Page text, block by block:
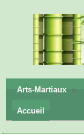
神龍
Shin-
Ryū
Arts-Martiaux
Accueil